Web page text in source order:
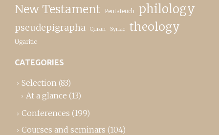
New Testament Pentateuch philology
pseudepigrapha Quran Syriac theology
Ugaritic
CATEGORIES
Selection (83)
At a glance (13)
Conferences (199)
Courses and seminars (104)